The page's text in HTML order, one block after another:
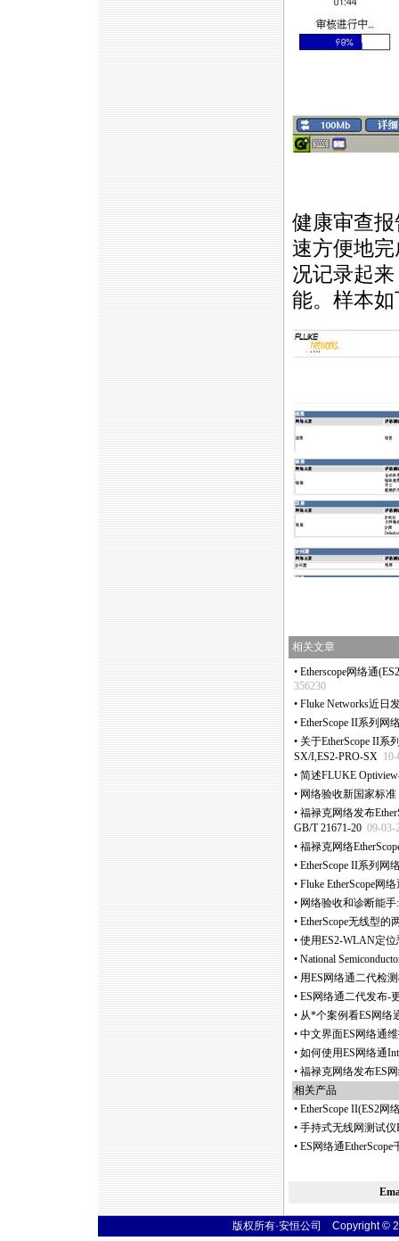
健康审查
速方便地
况记录起
能。样本
相关文章
• Etherscope网络通
356230
• Fluke Networks近日
• EtherScope II系列网
• 关于EtherScope II系
SX/I,ES2-PRO-SX
• 简述FLUKE
• 网络验收新国家标准
• 福禄克网络发布
GB/T 21671-20 09-03-
• 福禄克网络
• EtherScope II系列网
• Fluke EtherScope网
• 网络验收和诊断能
• EtherScope无线型
• 使用ES2-WLAN定
• National
• 用ES网络通二代检
• ES网络通二代发布-
• 从*个案例看ES网络
• 中文界面ES网络通
• 如何使用ES网络通
• 福禄克网络发布ES
相关产品
• EtherScope II(ES2
• 手持式无线网测试
• ES网络通
版权所有·安恒公司 Copyright ©